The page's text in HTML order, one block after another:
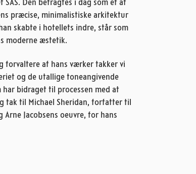
Den betragtes i dag som et af
præcise, minimalistiske arkitektur
skabte i hotellets indre, står som
moderne æstetik.
forvaltere af hans værker takker vi
og de utallige toneangivende
bidraget til processen med at
tak til Michael Sheridan, forfatter til
Arne Jacobsens oeuvre, for hans